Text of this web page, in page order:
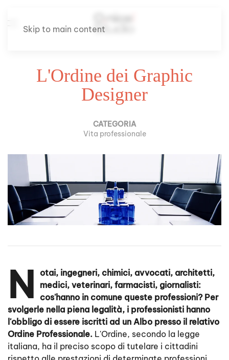
Skip to main content
L'Ordine dei Graphic
Designer
CATEGORIA
Vita professionale
N
otai, ingegneri, chimici, avvocati, architetti,
medici, veterinari, farmacisti, giornalisti:
cos'hanno in comune queste professioni? Per
svolgerle nella piena legalità, i professionisti hanno
l'obbligo di essere iscritti ad un Albo presso il relativo
Ordine Professionale. L'Ordine, secondo la legge
italiana, ha il preciso scopo di tutelare i cittadini